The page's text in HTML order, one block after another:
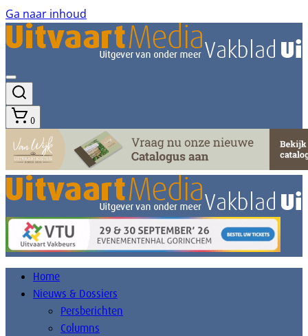
Ga naar inhoud
0
Home
Nieuws & Dossiers
Persberichten
Columns